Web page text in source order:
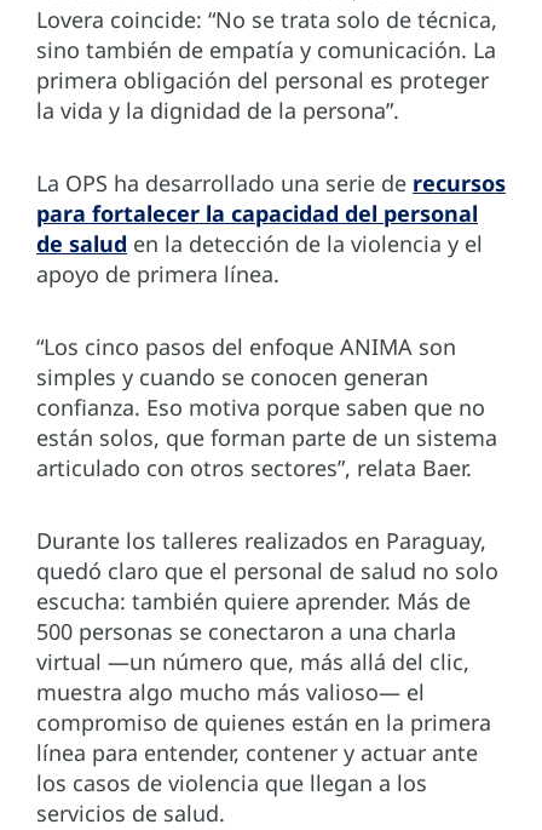
Lovera coincide: “No se trata solo de técnica,
sino también de empatía y comunicación. La
primera obligación del personal es proteger
la vida y la dignidad de la persona”.
La OPS ha desarrollado una serie de recursos
para fortalecer la capacidad del personal
de salud en la detección de la violencia y el
apoyo de primera línea.
“Los cinco pasos del enfoque ANIMA son
simples y cuando se conocen generan
confianza. Eso motiva porque saben que no
están solos, que forman parte de un sistema
articulado con otros sectores”, relata Baer.
Durante los talleres realizados en Paraguay,
quedó claro que el personal de salud no solo
escucha: también quiere aprender. Más de
500 personas se conectaron a una charla
virtual —un número que, más allá del clic,
muestra algo mucho más valioso— el
compromiso de quienes están en la primera
línea para entender, contener y actuar ante
los casos de violencia que llegan a los
servicios de salud.